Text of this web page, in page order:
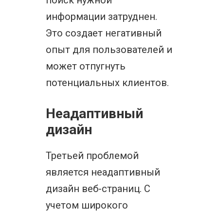
информации затруднен.
Это создает негативный
опыт для пользователей и
может отпугнуть
потенциальных клиентов.
Неадаптивный
дизайн
Третьей проблемой
является неадаптивный
дизайн веб-страниц. С
учетом широкого